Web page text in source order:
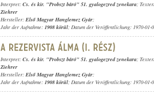
Interpret: Cs. és kir. "Probszt báró" 51. gyalogezred zenekara;
Ziehrer
Hersteller: Első Magyar Hanglemez Gyár;
Jahr der Aufnahme: 1908 körül; Datum der Veröffentlichung: 1970-01-
Interpret: Cs. és kir. "Probszt báró" 51. gyalogezred zenekara;
Ziehrer
Hersteller: Első Magyar Hanglemez Gyár;
Jahr der Aufnahme: 1908 körül; Datum der Veröffentlichung: 1970-01-